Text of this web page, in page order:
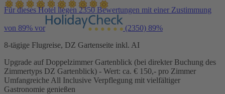
Für dieses Hotel liegen 2350 Bewertungen mit einer Zustimmung
von 89% vor (2350) 89%
8-tägige Flugreise, DZ Gartenseite inkl. AI
Upgrade auf Doppelzimmer Gartenblick (bei direkter Buchung des
Zimmertyps DZ Gartenblick) - Wert: ca. € 150,- pro Zimmer
Umfangreiche All Inclusive Verpflegung mit vielfältiger
Gastronomie genießen